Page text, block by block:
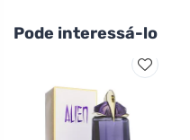
Pode interessá-lo